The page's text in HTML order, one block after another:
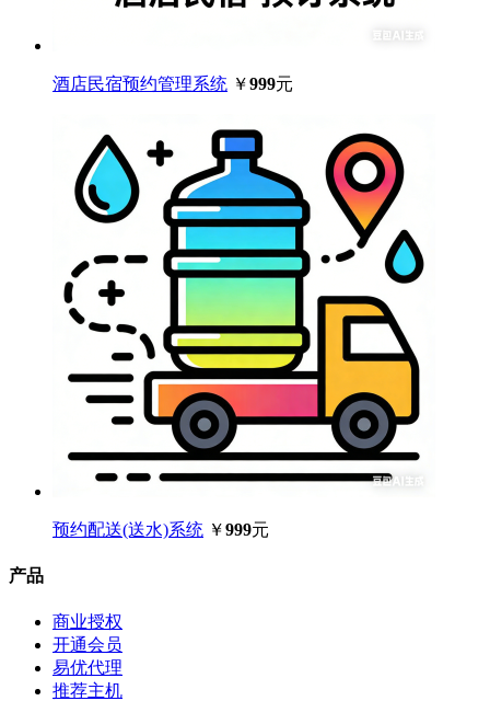
酒店民宿预约管理系统 ￥999元
预约配送(送水)系统 ￥999元
产品
商业授权
开通会员
易优代理
推荐主机